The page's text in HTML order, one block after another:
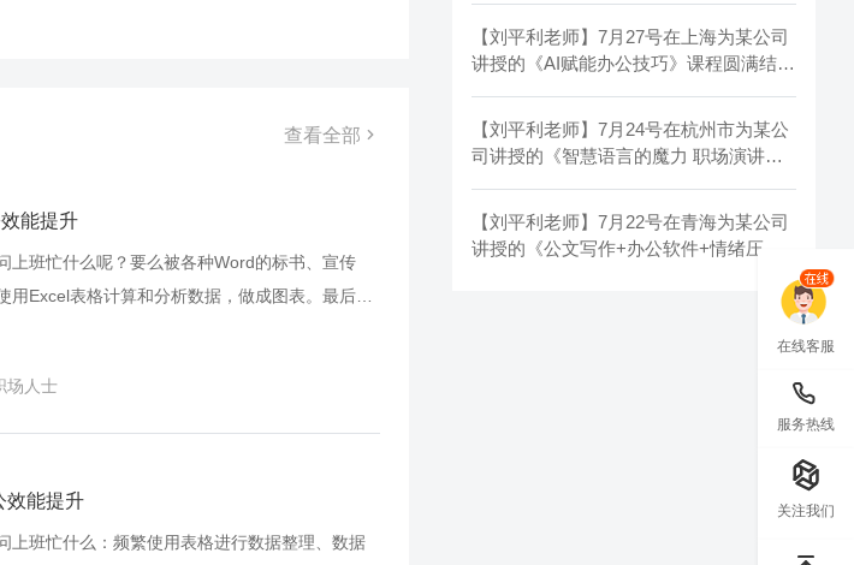
查看全部
能提升
上班忙什么呢？要么被各种Word的标书、宣传
Excel表格计算和分析数据，做成图表。最后还
上……说白了，就是天天排文档、搞数据、做
都！不！能！少！ 据权威机构统计，普通使用
技能培训能提高25％的工作效率，节省
软件基本功能中常常被忽视的技巧，掌握这些技
手、提高工作效率、更快完成工作任务、更好为
出！
场人士
能提升
上班忙什么：频繁使用表格进行数据整理、数据
【刘平利老师】7月27号在上海为某公司
讲授的《AI赋能办公技巧》课程圆满结
【刘平利老师】7月24号在杭州市为某公
司讲授的《智慧语言的魔力 职场演讲与
【刘平利老师】7月22号在青海为某公司
讲授的《公文写作+办公软件+情绪压
在线客服
服务热线
关注我们